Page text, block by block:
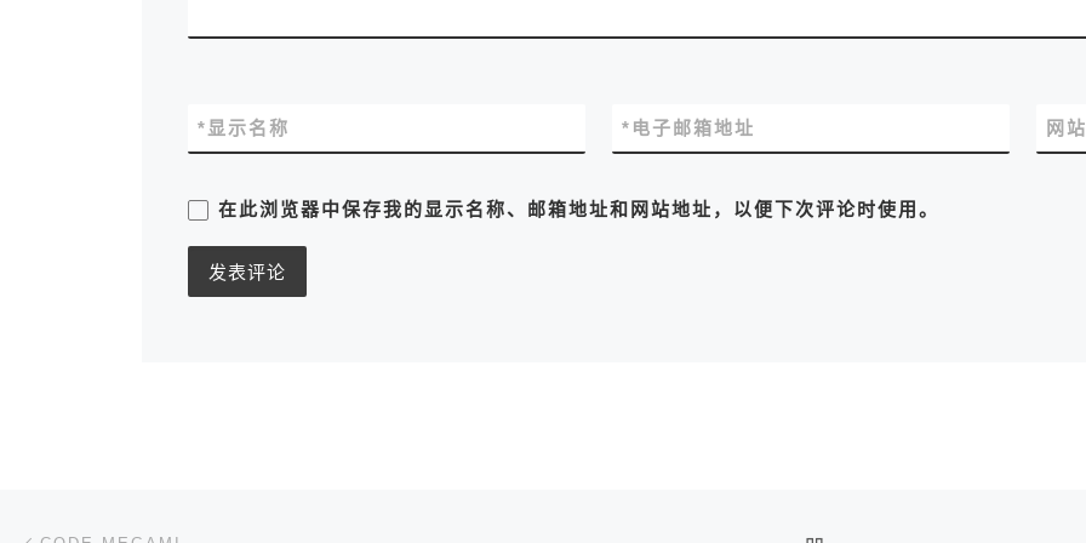
显示名称
* 电子邮箱地址
* 网
在此浏览器中保存我的显示名称、邮箱地址和网站地址，以便下次评论时使用。
文章导航